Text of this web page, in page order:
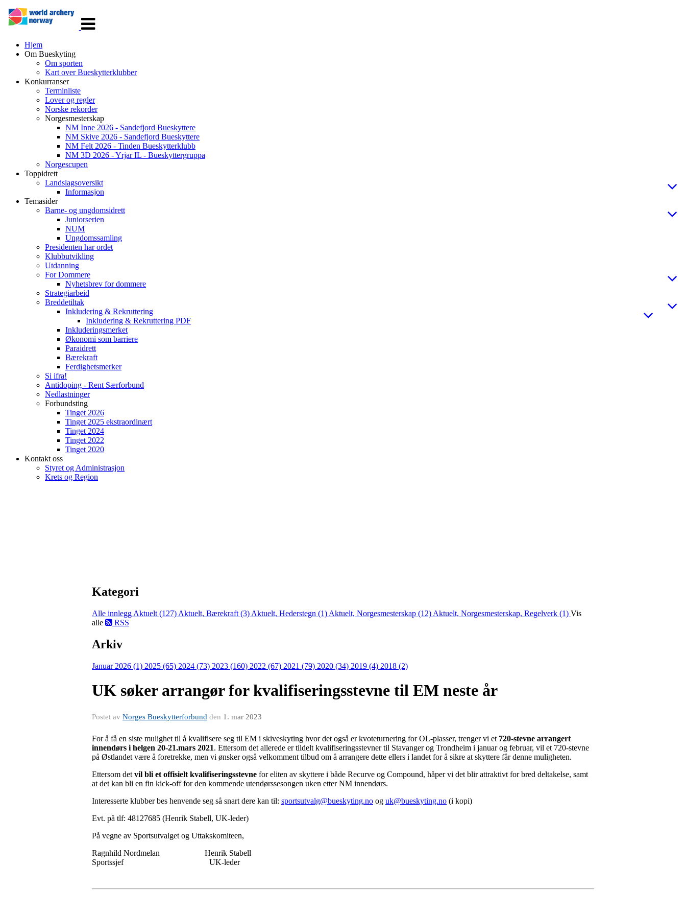
navigasjon
Hjem
Om Bueskyting
Om sporten
Kart over Bueskytterklubber
Konkurranser
Terminliste
Lover og regler
Norske rekorder
Norgesmesterskap
NM Inne 2026 - Sandefjord Bueskyttere
NM Skive 2026 - Sandefjord Bueskyttere
NM Felt 2026 - Tinden Bueskytterklubb
NM 3D 2026 - Yrjar IL - Bueskyttergruppa
Norgescupen
Toppidrett
Landslagsoversikt
Informasjon
Temasider
Barne- og ungdomsidrett
Juniorserien
NUM
Ungdomssamling
Presidenten har ordet
Klubbutvikling
Utdanning
For Dommere
Nyhetsbrev for dommere
Strategiarbeid
Breddetiltak
Inkludering & Rekruttering
Inkludering & Rekruttering PDF
Inkluderingsmerket
Økonomi som barriere
Paraidrett
Bærekraft
Ferdighetsmerker
Si ifra!
Antidoping - Rent Særforbund
Nedlastninger
Forbundsting
Tinget 2026
Tinget 2025 ekstraordinært
Tinget 2024
Tinget 2022
Tinget 2020
Kontakt oss
Styret og Administrasjon
Krets og Region
Kategori
Alle innlegg Aktuelt (127) Aktuelt, Bærekraft (3) Aktuelt, Hederstegn (1) Aktuelt, Norgesmesterskap (12) Aktuelt, Norgesmesterskap, Regelverk (1) Vis
alle
RSS
Arkiv
Januar 2026 (1) 2025 (65) 2024 (73) 2023 (160) 2022 (67) 2021 (79) 2020 (34) 2019 (4) 2018 (2)
UK søker arrangør for kvalifiseringsstevne til EM neste år
Postet av Norges Bueskytterforbund den 1. mar 2023
For å få en siste mulighet til å kvalifisere seg til EM i skiveskyting hvor det også er kvoteturnering for OL-plasser, trenger vi et 720-stevne arrangert
innendørs i helgen 20-21.mars 2021. Ettersom det allerede er tildelt kvalifiseringsstevner til Stavanger og Trondheim i januar og februar, vil et 720-stevne
på Østlandet være å foretrekke, men vi ønsker også velkomment tilbud om å arrangere dette ellers i landet for å sikre at skyttere får denne muligheten.
Ettersom det vil bli et offisielt kvalifiseringsstevne for eliten av skyttere i både Recurve og Compound, håper vi det blir attraktivt for bred deltakelse, samt
at det kan bli en fin kick-off for den kommende utendørssesongen uken etter NM innendørs.
Interesserte klubber bes henvende seg så snart dere kan til: sportsutvalg@bueskyting.no og uk@bueskyting.no (i kopi)
Evt. på tlf: 48127685 (Henrik Stabell, UK-leder)
På vegne av Sportsutvalget og Uttakskomiteen,
Ragnhild Nordmelan Henrik Stabell
Sportssjef UK-leder